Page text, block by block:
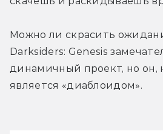
Можно ли скрасить
Darksiders: Genesis
динамичный проект, но он,
является «диаблоидом».